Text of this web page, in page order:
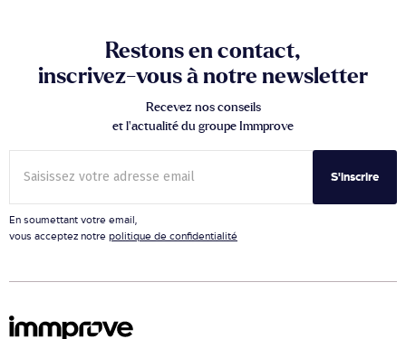
Restons en contact,
inscrivez-vous à notre newsletter
Recevez nos conseils
et l’actualité du groupe Immprove
S'inscrire
En soumettant votre email,
vous acceptez notre politique de confidentialité